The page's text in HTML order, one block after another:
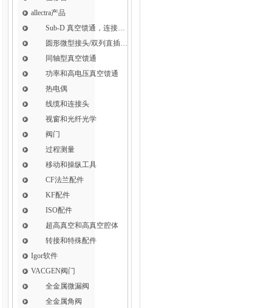
allectra产品
Sub-D 真空馈通，连接，插针和线缆
圆形微型接头/双列直插式接头
同轴型真空馈通
功率和高电压真空馈通
热电偶
线缆和连接头
视窗和光纤光学
阀门
过程测量
移动和操纵工具
CF法兰配件
KF配件
ISO配件
超高真空和高真空腔体
转接和特殊配件
Igor软件
VACGEN阀门
全金属微漏阀
全金属角阀